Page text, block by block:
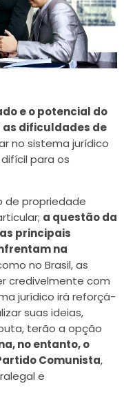
e o potencial do
dificuldades de
no sistema jurídico
para os
de propriedade
a questão da
principais
na
no Brasil, as
credivelmente com
jurídico irá reforçá-
suas ideias,
terão a opção
no entanto, o
Comunista,
e